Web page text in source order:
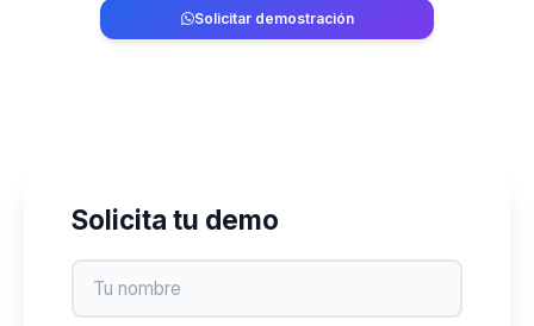
Solicitar demostración
Solicita tu demo